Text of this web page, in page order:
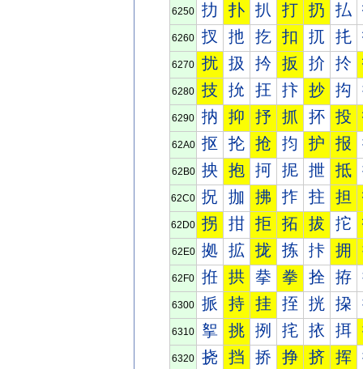
6250 扐 扑 扒 打 扔 払
6260 扠 扡 扢 扣 扤 扥
6270 扰 扱 扲 扳 扴 扵
6280 技 抁 抂 抃 抄 抅
6290 抐 抑 抒 抓 抔 投
62A0 抠 抡 抢 抣 护 报
62B0 抰 抱 抲 抳 抴 抵
62C0 拀 拁 拂 拃 拄 担
62D0 拐 拑 拒 拓 拔 拕
62E0 拠 拡 拢 拣 拤 拥
62F0 拰 拱 拲 拳 拴 拵
6300 挀 持 挂 挃 挄 挅
6310 挐 挑 挒 挓 挔 挕
6320 挠 挡 挢 挣 挤 挥